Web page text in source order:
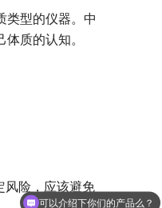
类型的仪器。中
质的认知。
风险，应该避免
可以介绍下你们的产品么？